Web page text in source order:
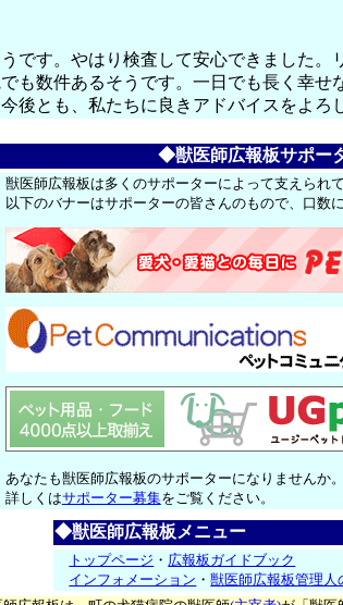
です。やはり検査して安心できました
も数件あるそうです。一日でも長く幸せ
後とも、私たちに良きアドバイスをよ
◆獣医師広報板サポー
獣医師広報板は多くのサポーターによって支えられて
以下のバナーはサポーターの皆さんのもので、口数
あなたも獣医師広報板のサポーターになりませんか。
詳しくはサポーター募集をご覧ください。
◆獣医師広報板メニュー
トップページ ・ 広報板ガイドブック
インフォメーション ・獣医師広報板管理人